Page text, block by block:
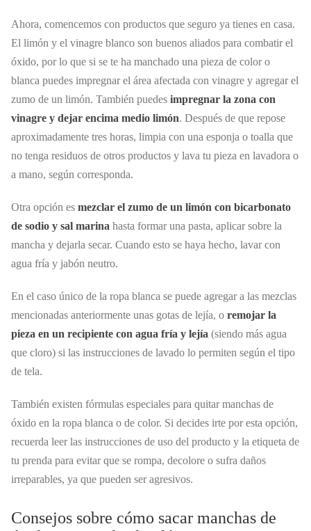
Ahora, comencemos con productos que seguro ya tienes en casa.
El limón y el vinagre blanco son buenos aliados para combatir el
óxido, por lo que si se te ha manchado una pieza de color o
blanca puedes impregnar el área afectada con vinagre y agregar el
zumo de un limón. También puedes impregnar la zona con
vinagre y dejar encima medio limón. Después de que repose
aproximadamente tres horas, limpia con una esponja o toalla que
no tenga residuos de otros productos y lava tu pieza en lavadora o
a mano, según corresponda.
Otra opción es mezclar el zumo de un limón con bicarbonato
de sodio y sal marina hasta formar una pasta, aplicar sobre la
mancha y dejarla secar. Cuando esto se haya hecho, lavar con
agua fría y jabón neutro.
En el caso único de la ropa blanca se puede agregar a las mezclas
mencionadas anteriormente unas gotas de lejía, o remojar la
pieza en un recipiente con agua fría y lejía (siendo más agua
que cloro) si las instrucciones de lavado lo permiten según el tipo
de tela.
También existen fórmulas especiales para quitar manchas de
óxido en la ropa blanca o de color. Si decides irte por esta opción,
recuerda leer las instrucciones de uso del producto y la etiqueta de
tu prenda para evitar que se rompa, decolore o sufra daños
irreparables, ya que pueden ser agresivos.
Consejos sobre cómo sacar manchas de